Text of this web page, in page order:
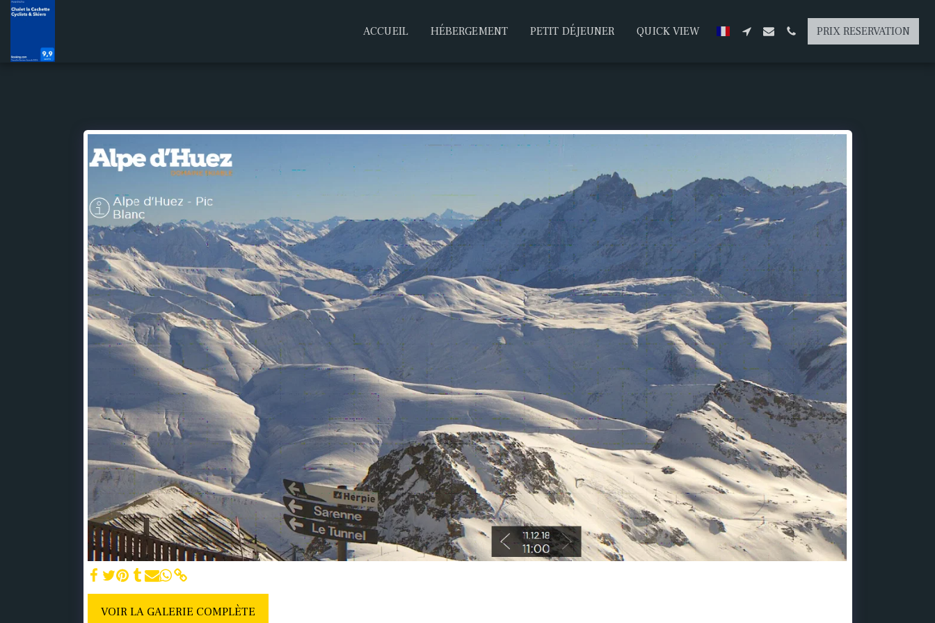
ACCUEIL HÉBERGEMENT PETIT DÉJEUNER QUICK VIEW PRIX RESERVATION
VOIR LA GALERIE COMPLÈTE